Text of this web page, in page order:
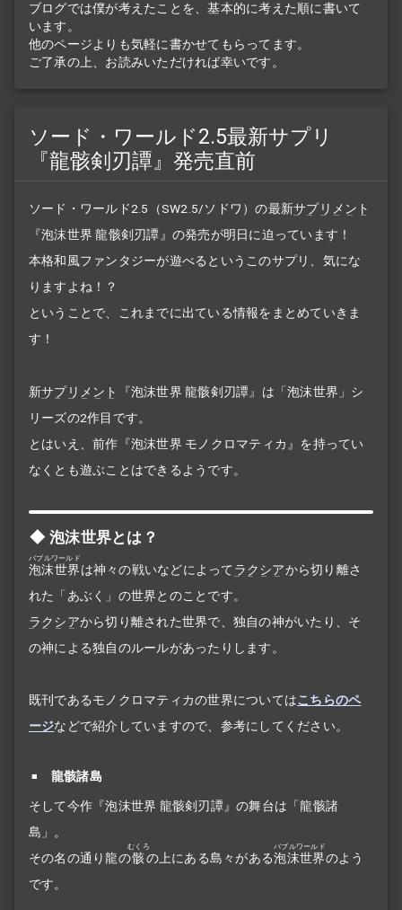
ブログでは僕が考えたことを、基本的に考えた順に書いて
います。
他のページよりも気軽に書かせてもらってます。
ご了承の上、お読みいただければ幸いです。
ソード・ワールド2.5最新サプリ
『龍骸剣刃譚』発売直前
ソード・ワールド2.5（SW2.5/ソドワ）の最新サプリメント
『泡沫世界 龍骸剣刃譚』の発売が明日に迫っています！
本格和風ファンタジーが遊べるというこのサプリ、気にな
りますよね！？
ということで、これまでに出ている情報をまとめていきま
す！
新サプリメント
『泡沫世界 龍骸剣刃譚』は「泡沫世界」シ
リーズの2作目です。
とはいえ、前作『泡沫世界 モノクロマティカ』を持ってい
なくとも遊ぶことはできるようです。
泡沫世界とは？
泡沫世界
バブルワールド
は神々の戦いなどによって ラクシアから切り離さ
れた「あぶく」の世界とのことです。
ラクシアから切り離された世界で、独自の神がいたり、そ
の神による独自のルールがあったりします。
既刊であるモノクロマティカの世界についてはこちらのペ
ージなどで紹介していますので、参考にしてください。
龍骸諸島
そして今作『泡沫世界 龍骸剣刃譚』の舞台は「龍骸諸
島」。
その名の通り龍の骸
むくろ
の上にある島々がある泡沫世界
バブルワールド
のよう
です。